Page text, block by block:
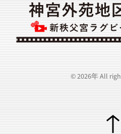
©2026年All